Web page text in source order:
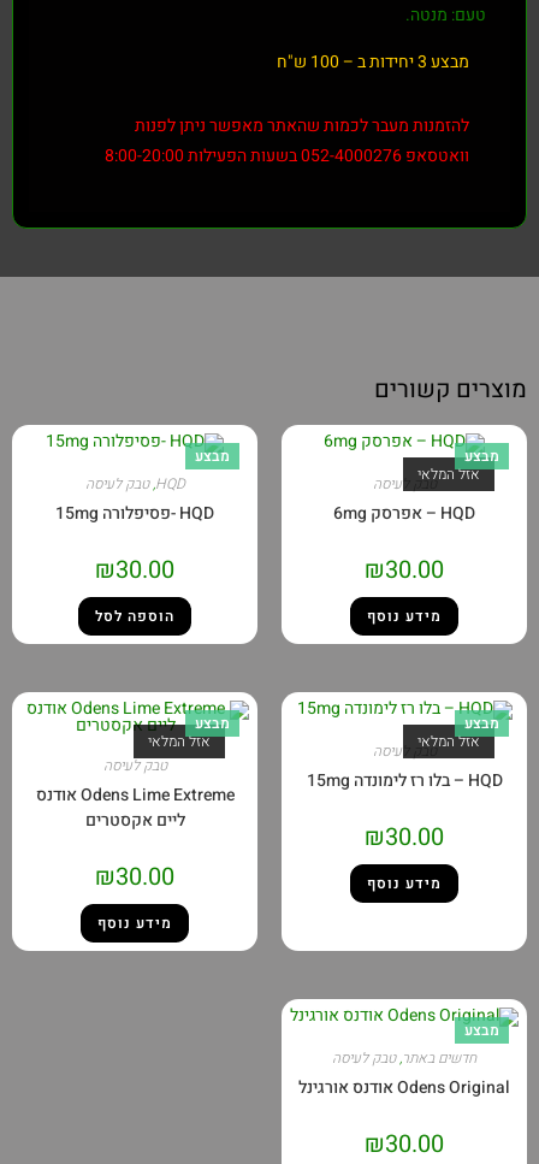
טעם: מנטה.
מבצע 3 יחידות ב – 100 ש"ח
להזמנות מעבר לכמות שהאתר מאפשר ניתן לפנות
וואטסאפ 052-4000276 בשעות הפעילות 8:00-20:00
מוצרים קשורים
אזל המלאי
מבצע
טבק לעיסה
HQD – אפרסק 6mg
₪30.00
מידע נוסף
מבצע
HQD
,טבק לעיסה
HQD -פסיפלורה 15mg
₪30.00
הוספה לסל
אזל המלאי
מבצע
טבק לעיסה
HQD – בלו רז לימונדה 15mg
₪30.00
מידע נוסף
אזל המלאי
מבצע
טבק לעיסה
Odens Lime Extreme אודנס
ליים אקסטרים
₪30.00
מידע נוסף
מבצע
חדשים באתר,טבק לעיסה
Odens Original אודנס אורגינל
₪30.00